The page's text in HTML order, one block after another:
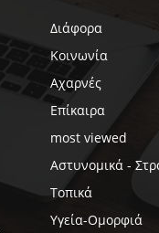
Διάφορα
Κοινωνία
Αχαρνές
Επίκαιρα
most viewed
Αστυνομικά -
Τοπικά
Υγεία-Ομορφιά